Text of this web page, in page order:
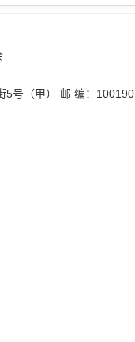
5号（甲） 邮 编：100190